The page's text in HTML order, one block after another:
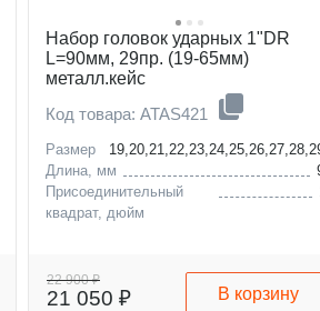
Набор головок ударных 1"DR
L=90мм, 29пр. (19-65мм)
металл.кейс
Код товара: ATAS421
Размер
Длина, мм
Присоединительный
квадрат, дюйм
22 900 ₽
21 050 ₽ В корзину